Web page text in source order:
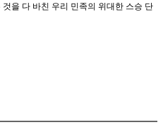
을 다 바친 우리 민족의 위대한 스승 단